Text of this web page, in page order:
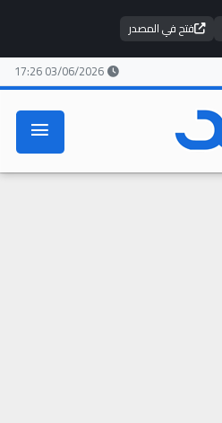
فتح في المصدر
03/06/2026 17:26